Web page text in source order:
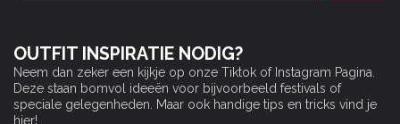
OUTFIT INSPIRATIE NODIG?
Neem dan zeker een kijkje op onze Tiktok of Instagram Pagina.
Deze staan bomvol ideeën voor bijvoorbeeld festivals of
speciale gelegenheden. Maar ook handige tips en tricks vind je
hier!